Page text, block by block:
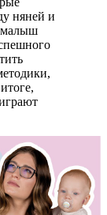
няней и
малыш